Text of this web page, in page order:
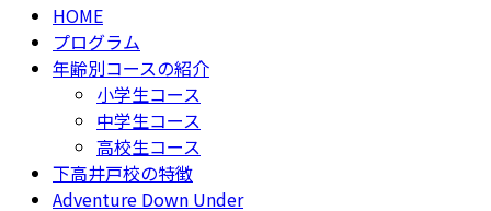
HOME
プログラム
年齢別コースの紹介
小学生コース
中学生コース
高校生コース
下高井戸校の特徴
Adventure Down Under